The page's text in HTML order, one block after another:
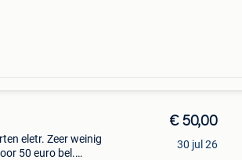
eletr. Zeer weinig
50 euro bel.
€ 50,00
30 jul 26